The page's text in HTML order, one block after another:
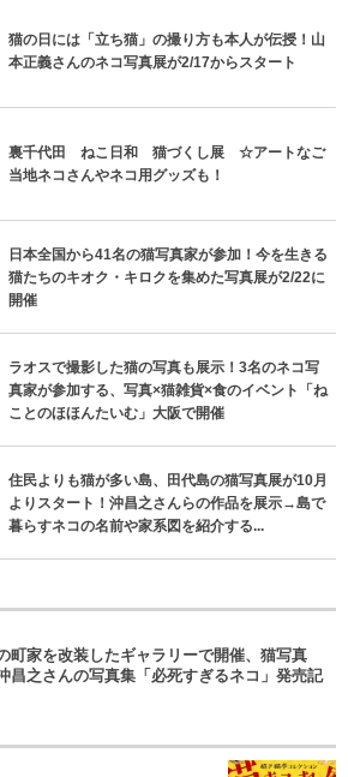
猫の日には「立ち猫」の撮り方も本人が伝授！山
本正義さんのネコ写真展が2/17からスタート
裏千代田 ねこ日和 猫づくし展 ☆アートなご
当地ネコさんやネコ用グッズも！
日本全国から41名の猫写真家が参加！今を生きる
猫たちのキオク・キロクを集めた写真展が2/22に
開催
ラオスで撮影した猫の写真も展示！3名のネコ写
真家が参加する、写真×猫雑貨×食のイベント「ね
ことのほほんたいむ」大阪で開催
住民よりも猫が多い島、田代島の猫写真展が10月
よりスタート！沖昌之さんらの作品を展示→島で
暮らすネコの名前や家系図を紹介する...
町家を改装したギャラリーで開催、猫写真
昌之さんの写真集「必死すぎるネコ」発売記